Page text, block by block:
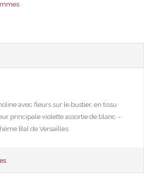
avec fleurs sur le bustier, en tissu
principale violette assortie de blanc –
Bal de Versailles